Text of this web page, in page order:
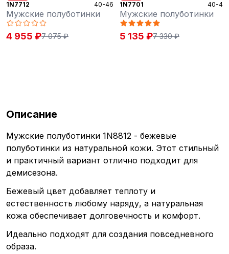
1N7712
40-46
Мужские полуботинки
4 955 ₽7 075 ₽
1N7701
40-46
Мужские полуботинки
5 135 ₽7 330 ₽
Описание
Мужские полуботинки 1N8812 - бежевые
полуботинки из натуральной кожи. Этот стильный
и практичный вариант отлично подходит для
демисезона.
Бежевый цвет добавляет теплоту и
естественность любому наряду, а натуральная
кожа обеспечивает долговечность и комфорт.
Идеально подходят для создания повседневного
образа.